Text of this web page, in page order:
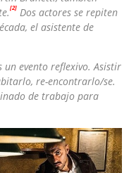
[2] Dos actores se repiten
el asistente de
un evento reflexivo. Asistir
re-encontrarlo/se.
de trabajo para